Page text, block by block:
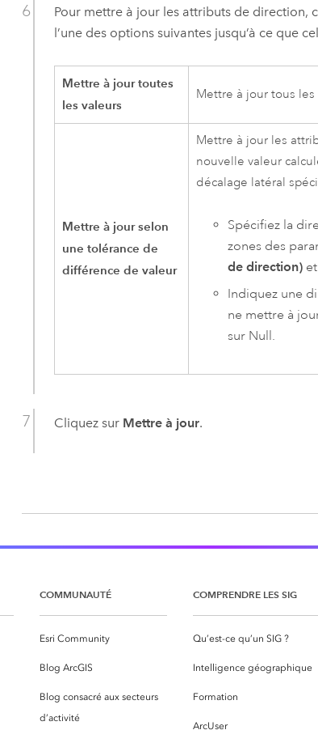
Pour mettre à jour les attributs de direction,
l’une des options suivantes jusqu’à ce que
Mettre à jour toutes
les valeurs
Mettre à jour tous
Mettre à jour selon
une tolérance de
différence de valeur
Mettre à jour les
nouvelle valeur
décalage latéral
Spécifiez la
zones des
de direction)et
Indiquez une
ne mettre à
sur Null.
Cliquez sur Mettre à jour.
COMMUNAUTÉ
Esri Community
Blog ArcGIS
Blog consacré aux secteurs
d’activité
COMPRENDRE LES SIG
Qu’est-ce qu’un SIG ?
Intelligence géographique
Formation
ArcUser